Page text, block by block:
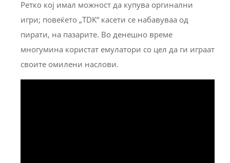
Ретко кој имал можност да купува оргинални
игри; повеќето „TDK“ касети се набавуваа од
пирати, на пазарите. Во денешно време
многумина користат емулатори со цел да ги играат
своите омилени наслови.